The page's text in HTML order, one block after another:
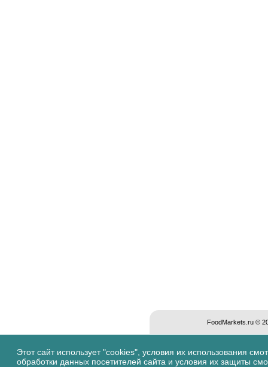
Этот сайт использует "cookies", условия их использования
обработки данных посетителей сайта и условия их защиты
FoodMarkets.ru ©